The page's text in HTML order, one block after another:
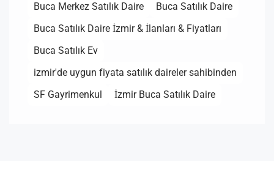
Buca Merkez Satılık Daire
Buca Satılık Daire
Buca Satılık Daire İzmir & İlanları & Fiyatları
Buca Satılık Ev
izmir'de uygun fiyata satılık daireler sahibinden
SF Gayrimenkul
İzmir Buca Satılık Daire